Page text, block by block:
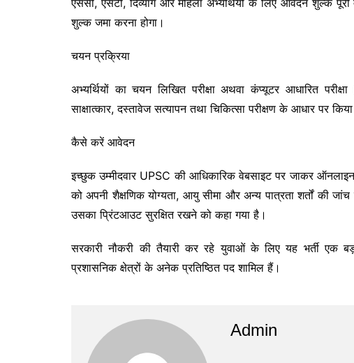
शुल्क जमा करना होगा।
चयन प्रक्रिया
अभ्यर्थियों का चयन लिखित परीक्षा अथवा कंप्यूटर आधारित
साक्षात्कार, दस्तावेज सत्यापन तथा चिकित्सा परीक्षण के आधार पर किया
कैसे करें आवेदन
इच्छुक उम्मीदवार UPSC की आधिकारिक वेबसाइट पर जाकर
को अपनी शैक्षणिक योग्यता, आयु सीमा और अन्य पात्रता शर्तों की
उसका प्रिंटआउट सुरक्षित रखने को कहा गया है।
सरकारी नौकरी की तैयारी कर रहे युवाओं के लिए यह भर्ती एक
प्रशासनिक क्षेत्रों के अनेक प्रतिष्ठित पद शामिल हैं।
Admin